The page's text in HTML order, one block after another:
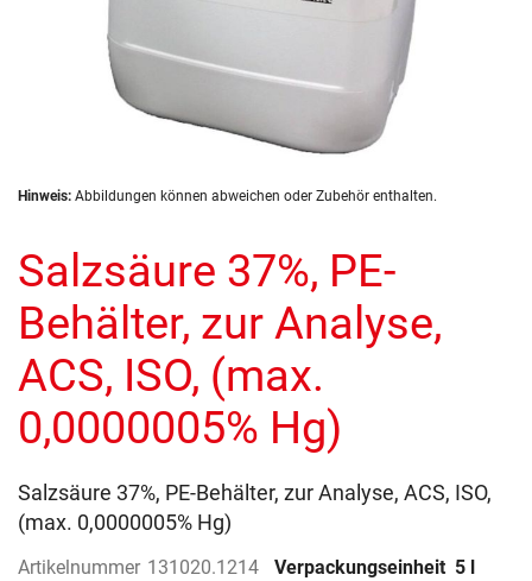
Zum
Bildergalerie
springen
Hinweis: Abbildungen können abweichen oder Zubehör enthalten.
Salzsäure 37%, PE-
Behälter, zur Analyse,
ACS, ISO, (max.
0,0000005% Hg)
Salzsäure 37%, PE-Behälter, zur Analyse, ACS, ISO,
(max. 0,0000005% Hg)
Artikelnummer 131020.1214 Verpackungseinheit 5 l